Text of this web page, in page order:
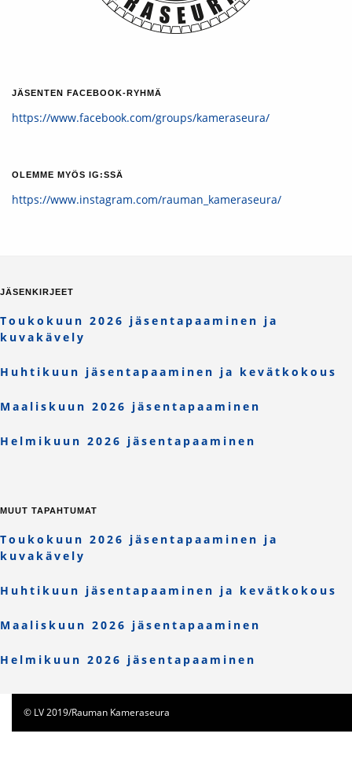
JÄSENTEN FACEBOOK-RYHMÄ
https://www.facebook.com/groups/kameraseura/
OLEMME MYÖS IG:SSÄ
https://www.instagram.com/rauman_kameraseura/
JÄSENKIRJEET
Toukokuun 2026 jäsentapaaminen ja
kuvakävely
Huhtikuun jäsentapaaminen ja kevätkokous
Maaliskuun 2026 jäsentapaaminen
Helmikuun 2026 jäsentapaaminen
MUUT TAPAHTUMAT
Toukokuun 2026 jäsentapaaminen ja
kuvakävely
Huhtikuun jäsentapaaminen ja kevätkokous
Maaliskuun 2026 jäsentapaaminen
Helmikuun 2026 jäsentapaaminen
© LV 2019/Rauman Kameraseura